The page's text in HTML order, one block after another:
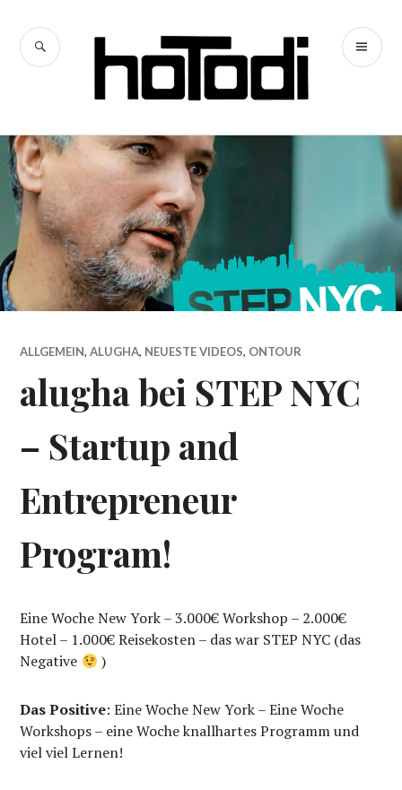
Inhalt
springen
hoTodi
SUCHE
ALLGEMEIN,ALUGHA, NEUESTE VIDEOS, ONTOUR
alugha bei STEP NYC
– Startup and
Entrepreneur
Program!
Eine Woche New York – 3.000€ Workshop – 2.000€
Hotel – 1.000€ Reisekosten – das war STEP NYC (das
Negative
)
Das Positive: Eine Woche New York – Eine Woche
Workshops – eine Woche knallhartes Programm und
viel viel Lernen!